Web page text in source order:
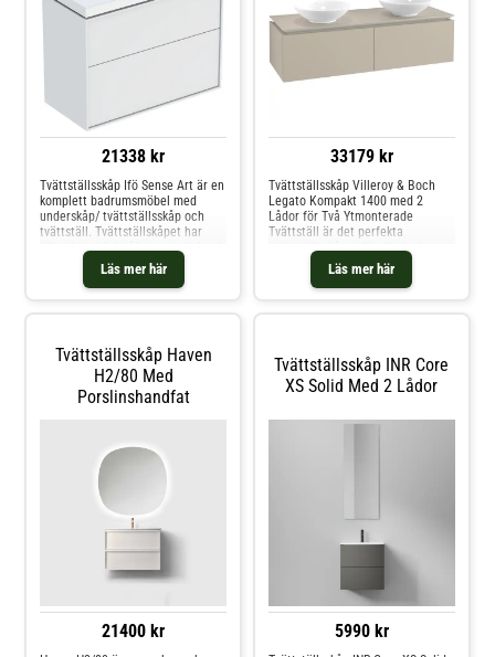
21338 kr
Läs mer här
Tvättställsskåp Ifö Sense Art är en
komplett badrumsmöbel med
underskåp/ tvättställsskåp och
tvättställ. Tvättställskåpet har
tillverkats i fukttåligt material och
har två mjukstängande lådor med
33179 kr
Läs mer här
Tvättställsskåp Villeroy & Boch
Legato Kompakt 1400 med 2
Lådor för Två Ytmonterade
Tvättställ är det perfekta
tvättställsskåpet för ditt badrum.
Kommoden är en del av Villeroy &
Boch populära serie Legato och
består av 24 varianter anpassade
Tvättställsskåp Haven
H2/80 Med
Porslinshandfat
21400 kr
Tvättställsskåp INR Core
XS Solid Med 2 Lådor
5990 kr